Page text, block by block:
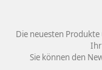
Die neuesten
Ihr
Sie können den